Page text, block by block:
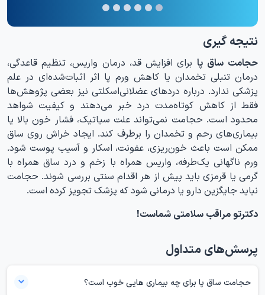
نتیجه گیری
حجامت ساق پا برای افزایش قد، درمان واریس، تنظیم قاعدگی،
درمان تنبلی تخمدان یا کاهش ورم پا اثر اثبات‌شده‌ای در علم
پزشکی ندارد. درباره دردهای عضلانی‌اسکلتی نیز بعضی پژوهش‌ها
فقط از کاهش کوتاه‌مدت درد خبر می‌دهند و کیفیت شواهد
محدود است. حجامت نمی‌تواند علت سیاتیک، فشار خون بالا یا
بیماری‌های رحم و تخمدان را برطرف کند. ایجاد خراش روی ساق
ممکن است باعث خون‌ریزی، عفونت، اسکار و آسیب پوست شود.
ورم ناگهانی یک‌طرفه، واریس همراه با زخم و درد ساق همراه با
گرمی یا قرمزی باید پیش از هر اقدام سنتی بررسی شوند. حجامت
نباید جایگزین دارو یا درمانی شود که پزشک تجویز کرده است.
دکترتو مراقب سلامتی شماست!
پرسش‌های متداول
حجامت ساق پا برای چه بیماری هایی خوب است؟